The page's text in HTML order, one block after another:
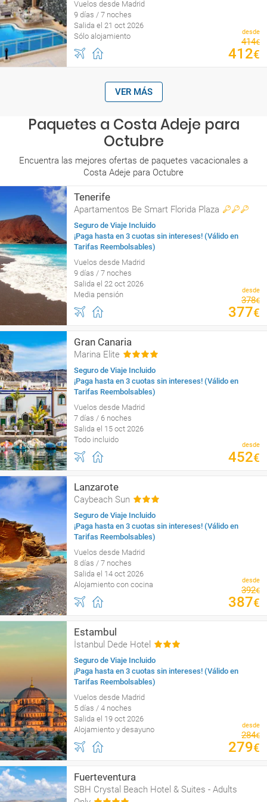
Vuelos desde Madrid
9 días / 7 noches
Salida el 21 oct 2026
Sólo alojamiento
desde
414€
412€
VER MÁS
Paquetes a Costa Adeje para
Octubre
Encuentra las mejores ofertas de paquetes vacacionales a
Costa Adeje para Octubre
Tenerife
Apartamentos Be Smart Florida Plaza
Seguro de Viaje Incluido
¡Paga hasta en 3 cuotas sin intereses! (Válido en
Tarifas Reembolsables)
Vuelos desde Madrid
9 días / 7 noches
Salida el 22 oct 2026
Media pensión
desde
378€
377€
Gran Canaria
Marina Elite
Seguro de Viaje Incluido
¡Paga hasta en 3 cuotas sin intereses! (Válido en
Tarifas Reembolsables)
Vuelos desde Madrid
7 días / 6 noches
Salida el 15 oct 2026
Todo incluido
desde
452€
Lanzarote
Caybeach Sun
Seguro de Viaje Incluido
¡Paga hasta en 3 cuotas sin intereses! (Válido en
Tarifas Reembolsables)
Vuelos desde Madrid
8 días / 7 noches
Salida el 14 oct 2026
Alojamiento con cocina
desde
392€
387€
Estambul
İstanbul Dede Hotel
Seguro de Viaje Incluido
¡Paga hasta en 3 cuotas sin intereses! (Válido en
Tarifas Reembolsables)
Vuelos desde Madrid
5 días / 4 noches
Salida el 19 oct 2026
Alojamiento y desayuno
desde
284€
279€
Fuerteventura
SBH Crystal Beach Hotel & Suites - Adults